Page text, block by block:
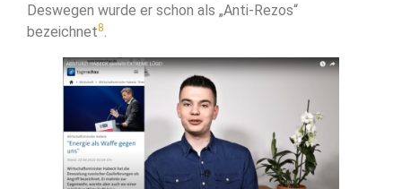
Deswegen wurde er schon als „Anti-Rezos“
bezeichnet8